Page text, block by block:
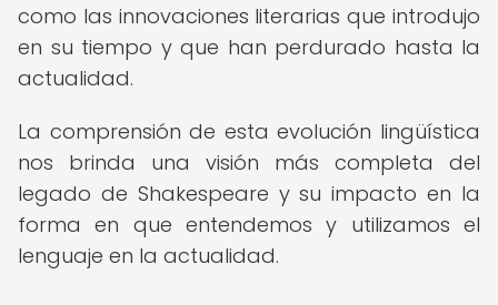
como las innovaciones literarias que introdujo
en su tiempo y que han perdurado hasta la
actualidad.
La comprensión de esta evolución lingüística
nos brinda una visión más completa del
legado de Shakespeare y su impacto en la
forma en que entendemos y utilizamos el
lenguaje en la actualidad.